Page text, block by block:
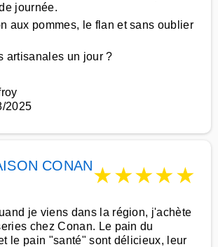
journée.
aux pommes, le flan et sans oublier
artisanales un jour ?
2025
CONAN★★★★★
je viens dans la région, j'achète
chez Conan. Le pain du
le pain "santé" sont délicieux, leur